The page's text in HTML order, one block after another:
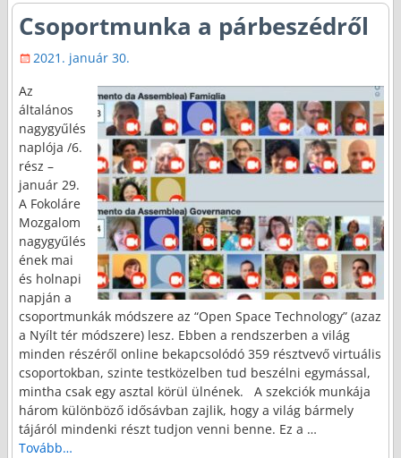
Csoportmunka a párbeszédről
2021. január 30.
Az
általános
nagygyűlés
naplója /6.
rész –
január 29.
A Fokoláre
Mozgalom
nagygyűlés
ének mai
és holnapi
napján a
csoportmunkák módszere az “Open Space Technology” (azaz
a Nyílt tér módszere) lesz. Ebben a rendszerben a világ
minden részéről online bekapcsolódó 359 résztvevő virtuális
csoportokban, szinte testközelben tud beszélni egymással,
mintha csak egy asztal körül ülnének. A szekciók munkája
három különböző idősávban zajlik, hogy a világ bármely
tájáról mindenki részt tudjon venni benne. Ez a …
Tovább…